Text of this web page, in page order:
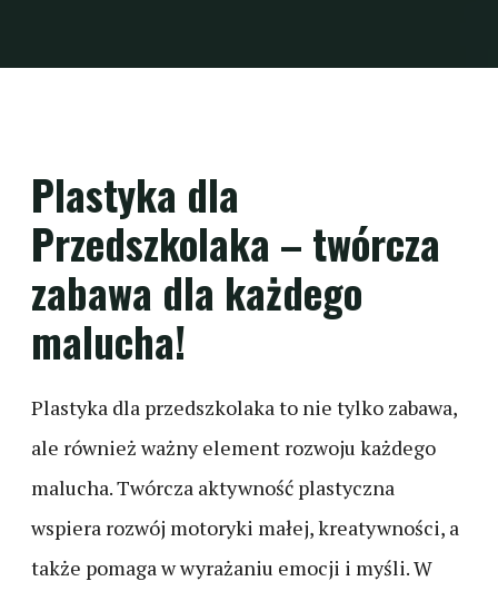
Plastyka dla
Przedszkolaka – twórcza
zabawa dla każdego
malucha!
Plastyka dla przedszkolaka to nie tylko zabawa,
ale również ważny element rozwoju każdego
malucha. Twórcza aktywność plastyczna
wspiera rozwój motoryki małej, kreatywności, a
także pomaga w wyrażaniu emocji i myśli. W